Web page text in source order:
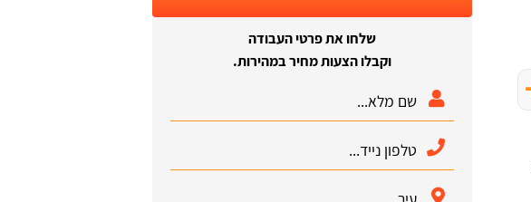
שלחו את פרטי העבודה
וקבלו הצעות מחיר במהירות.